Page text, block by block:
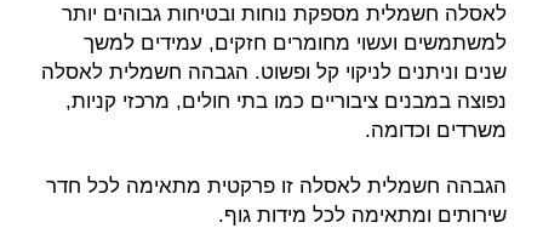
לאסלה חשמלית מספקת נוחות ובטיחות גבוהים יותר
למשתמשים ועשוי מחומרים חזקים, עמידים למשך
שנים וניתנים לניקוי קל ופשוט. הגבהה חשמלית לאסלה
נפוצה במבנים ציבוריים כמו בתי חולים, מרכזי קניות,
משרדים וכדומה.
הגבהה חשמלית לאסלה זו פרקטית מתאימה לכל חדר
שירותים ומתאימה לכל מידות גוף.